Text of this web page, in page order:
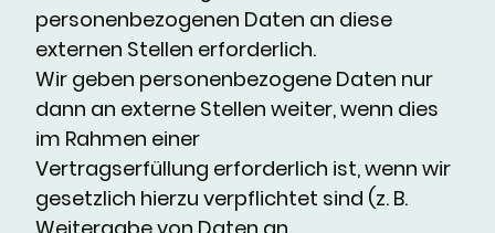
personenbezogenen Daten an diese
externen Stellen erforderlich.
Wir geben personenbezogene Daten nur
dann an externe Stellen weiter, wenn dies
im Rahmen einer
Vertragserfüllung erforderlich ist, wenn wir
gesetzlich hierzu verpflichtet sind (z. B.